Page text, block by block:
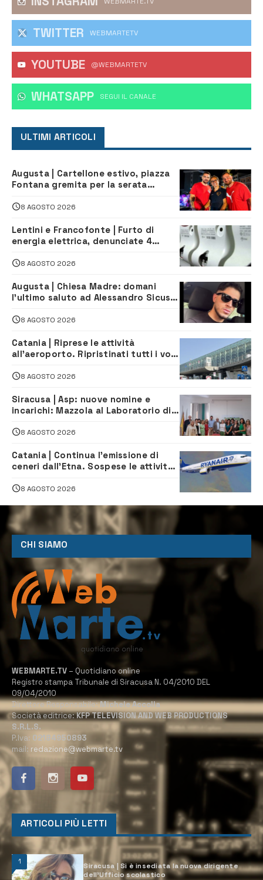
TWITTER WEBMARTETV
YOUTUBE @WEBMARTETV
WHATSAPP ‎SEGUI IL CANALE
ULTIMI ARTICOLI
Augusta | Cartellone estivo, piazza
Fontana gremita per la serata
8 AGOSTO 2026
Lentini e Francofonte | Furto di
energia elettrica, denunciate 4
8 AGOSTO 2026
Augusta | Chiesa Madre: domani
l’ultimo saluto ad Alessandro Sicuso,
8 AGOSTO 2026
Catania | Riprese le attività
all’aeroporto. Ripristinati tutti i voli
8 AGOSTO 2026
Siracusa | Asp: nuove nomine e
incarichi: Mazzola al Laboratorio di
Servizio Legale
8 AGOSTO 2026
Catania | Continua l’emissione di
ceneri dall’Etna. Sospese le attività
8 AGOSTO 2026
CHI SIAMO
WEBMARTE.TV – Quotidiano online
Registro stampa Tribunale di Siracusa N. 04/2010 DEL
09/04/2010
Direttore Responsabile:Michele Accolla
Società editrice:KFP TELEVISION AND WEB PRODUCTIONS
S.R.L.S.
P.Iva: 02184950893
mail: redazione@webmarte.tv
ARTICOLI PIÙ LETTI
1
Siracusa | Si è insediata la nuova dirigente
dell’Ufficio scolastico